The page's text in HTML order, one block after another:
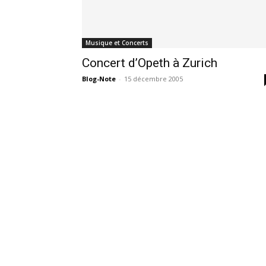
Musique et Concerts
Concert d’Opeth à Zurich
Blog-Note - 15 décembre 2005